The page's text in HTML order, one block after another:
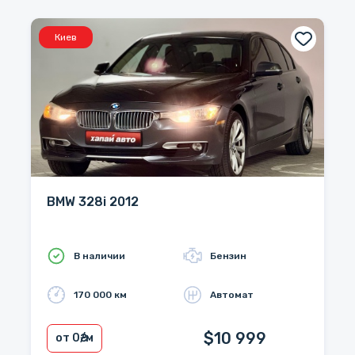
Киев
BMW 328i 2012
В наличии Бензин
170 000 км Автомат
от 0₴/м $10 999